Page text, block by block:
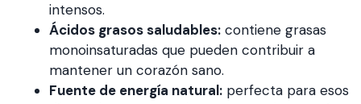
intensos.
Ácidos grasos saludables: contiene grasas
monoinsaturadas que pueden contribuir a
mantener un corazón sano.
Fuente de energía natural: perfecta para esos